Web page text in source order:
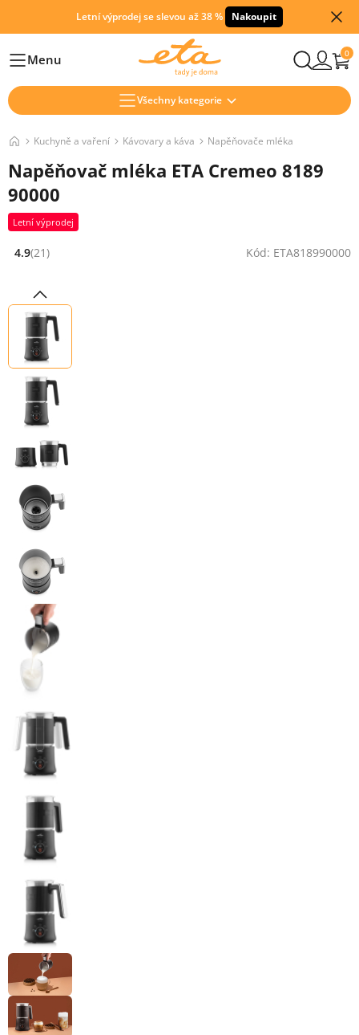
Letní výprodej se slevou až 38 % Nakoupit
HlavníMenu 0
Všechny kategorie
Kuchyně a vaření Kávovary a káva Napěňovače mléka
Napěňovač mléka ETA Cremeo 8189
90000
Letní výprodej
Hodnocení: 4.9 z 5 (21 recenzí)
4.9(21) Kód: ETA818990000